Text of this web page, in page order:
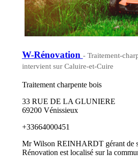
W-Rénovation - Traitement-
intervient sur Caluire-et-Cuire
Traitement charpente bois
33 RUE DE LA GLUNIERE
69200 Vénissieux
+33664000451
Mr Wilson REINHARDT gérant de
Rénovation est localisé sur la